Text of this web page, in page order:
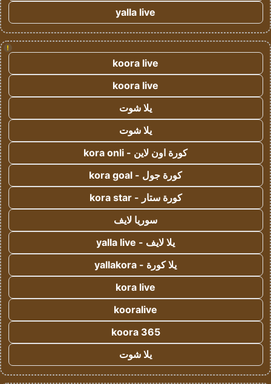
yalla live
!
koora live
koora live
يلا شوت
يلا شوت
كورة اون لاين - kora onli
كورة جول - kora goal
كورة ستار - kora star
سوريا لايف
يلا لايف - yalla live
يلا كورة - yallakora
kora live
kooralive
koora 365
يلا شوت